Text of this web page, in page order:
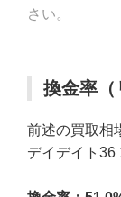
さい。
換金率（
前述の買取相
デイデイト36